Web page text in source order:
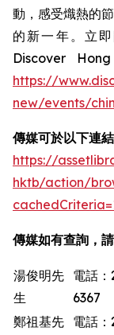
動，感受熾熱的
的新一年。立
Discover
https://
new/events/
傳媒可於以下連
https://
hktb/action/
傳媒如有查詢，請
湯俊明先
生
電話
6367
鄭祖基先 電話